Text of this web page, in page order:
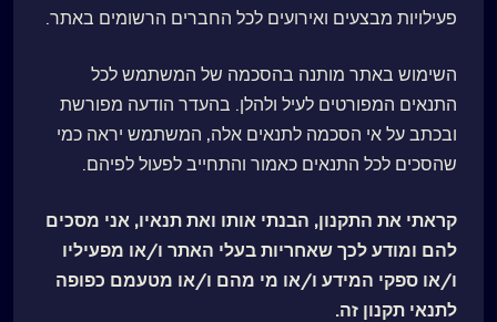
פעילויות מבצעים ואירועים לכל החברים הרשומים באתר.
השימוש באתר מותנה בהסכמה של המשתמש לכל
התנאים המפורטים לעיל ולהלן. בהעדר הודעה מפורשת
ובכתב על אי הסכמה לתנאים אלה, המשתמש יראה כמי
שהסכים לכל התנאים כאמור והתחייב לפעול לפיהם.
קראתי את התקנון, הבנתי אותו ואת תנאיו, אני מסכים
להם ומודע לכך שאחריות בעלי האתר ו/או מפעיליו
ו/או ספקי המידע ו/או מי מהם ו/או מטעמם כפופה
לתנאי תקנון זה.